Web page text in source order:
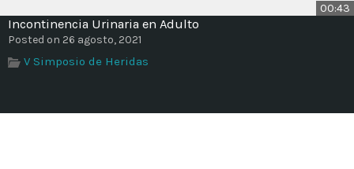
00:43
Incontinencia Urinaria en Adulto
Posted on 26 agosto, 2021
V Simposio de Heridas